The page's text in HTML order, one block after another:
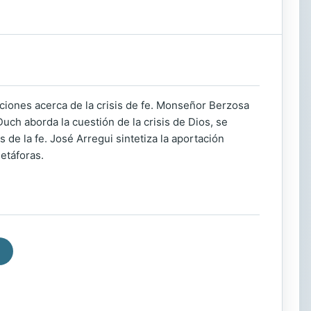
acerca de la crisis de fe. Monseñor Berzosa
aborda la cuestión de la crisis de Dios, se
de la fe. José Arregui sintetiza la aportación